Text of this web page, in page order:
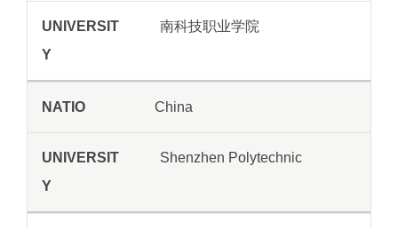
南科技职业学院
China
Shenzhen Polytechnic